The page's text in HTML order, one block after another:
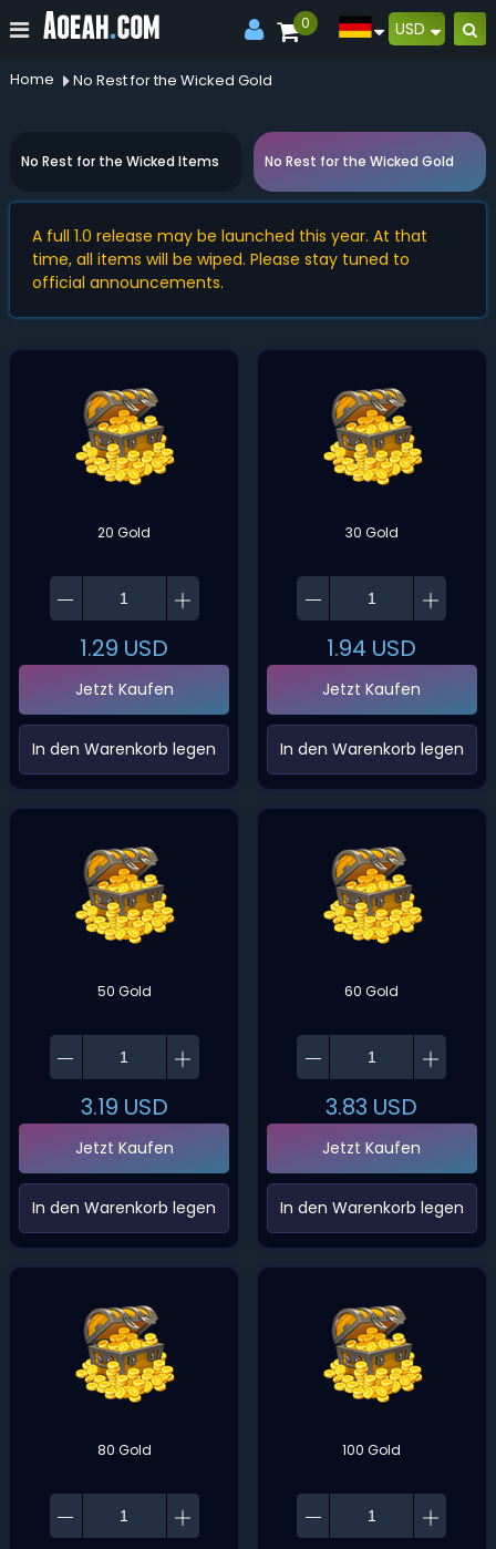
0 USD
Home No Rest for the Wicked Gold
No Rest for the Wicked Items No Rest for the Wicked Gold
A full 1.0 release may be launched this year. At that
time, all items will be wiped. Please stay tuned to
official announcements.
20 Gold
1.29 USD
Jetzt Kaufen
‌In den Warenkorb legen‌
30 Gold
1.94 USD
Jetzt Kaufen
‌In den Warenkorb legen‌
50 Gold
3.19 USD
Jetzt Kaufen
‌In den Warenkorb legen‌
60 Gold
3.83 USD
Jetzt Kaufen
‌In den Warenkorb legen‌
80 Gold 100 Gold